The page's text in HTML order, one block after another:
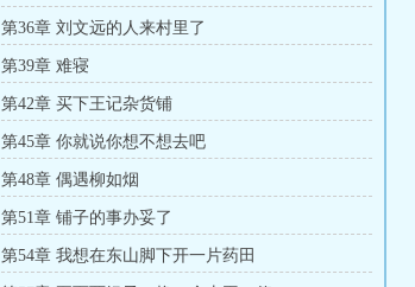
第36章 刘文远的人来村里了
第39章 难寝
第42章 买下王记杂货铺
第45章 你就说你想不想去吧
第48章 偶遇柳如烟
第51章 铺子的事办妥了
第54章 我想在东山脚下开一片药田